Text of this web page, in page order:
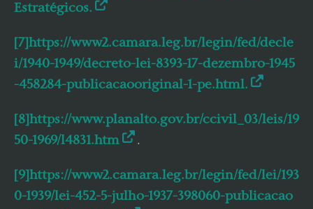
Estratégicos.
[7]https://www2.camara.leg.br/legin/fed/decle
i/1940-1949/decreto-lei-8393-17-dezembro-1945
-458284-publicacaooriginal-1-pe.html.
[8]https://www.planalto.gov.br/ccivil_03/leis/19
50-1969/l4831.htm
.
[9]https://www2.camara.leg.br/legin/fed/lei/193
0-1939/lei-452-5-julho-1937-398060-publicacao